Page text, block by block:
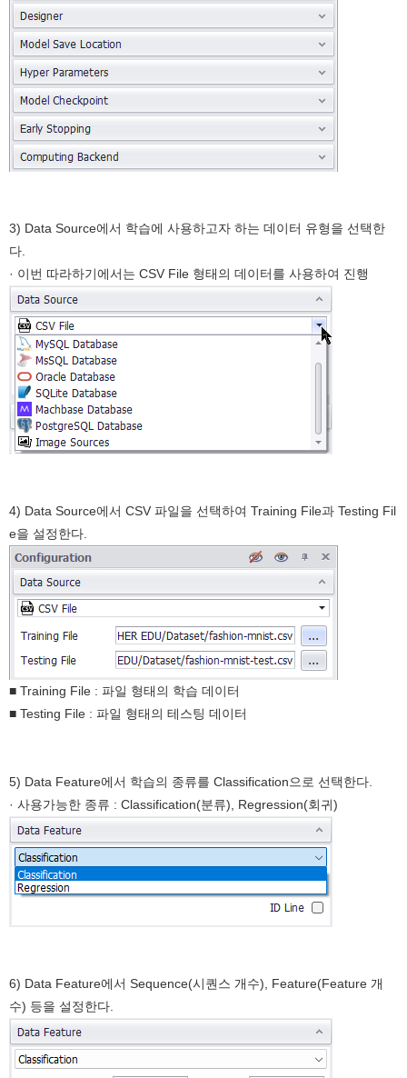
3) Data Source에서 학습에 사용하고자 하는 데이터 유형을 선택한
다.
· 이번 따라하기에서는 CSV File 형태의 데이터를 사용하여 진행
4) Data Source에서 CSV 파일을 선택하여 Training File과 Testing Fil
e을 설정한다.
■ Training File : 파일 형태의 학습 데이터
■ Testing File : 파일 형태의 테스팅 데이터
5) Data Feature에서 학습의 종류를 Classification으로 선택한다.
· 사용가능한 종류 : Classification(분류), Regression(회귀)
6) Data Feature에서 Sequence(시퀀스 개수), Feature(Feature 개
수) 등을 설정한다.